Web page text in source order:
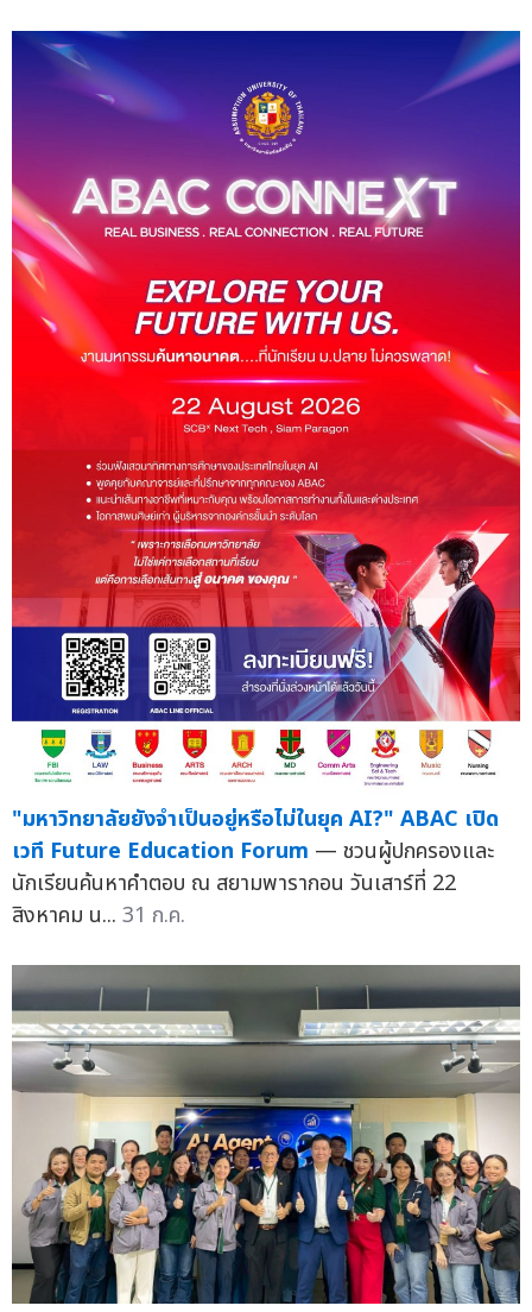
"มหาวิทยาลัยยังจำเป็นอยู่หรือไม่ในยุค AI?" ABAC เปิด
เวที Future Education Forum — ชวนผู้ปกครองและ
นักเรียนค้นหาคำตอบ ณ สยามพารากอน วันเสาร์ที่ 22
สิงหาคม น... 31 ก.ค.